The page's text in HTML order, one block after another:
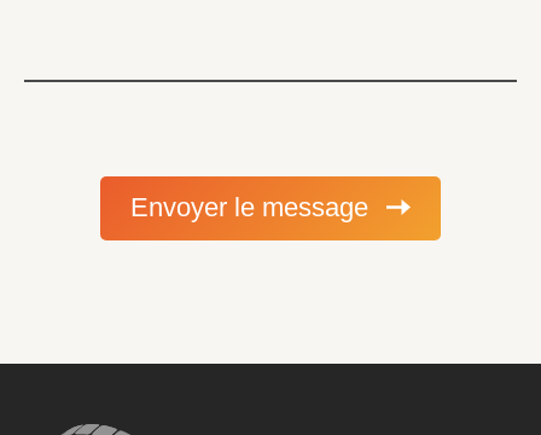
Envoyer le message